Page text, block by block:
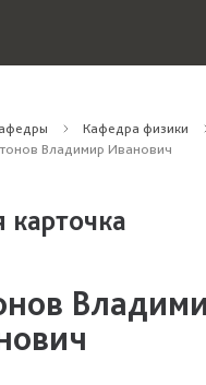
Кафедра физики
Владимир Иванович